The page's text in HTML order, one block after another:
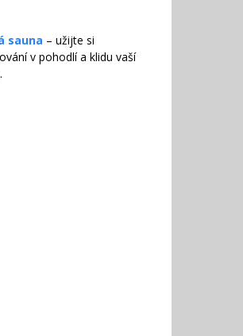
sauna – užijte si
v pohodlí a klidu vaší